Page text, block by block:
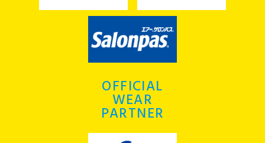
OFFICIAL
WEAR
PARTNER